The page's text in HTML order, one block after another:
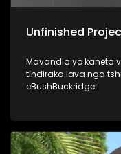
Unfinished
Mavandla yo kaneta
tindiraka lava nga
eBushBuckridge.